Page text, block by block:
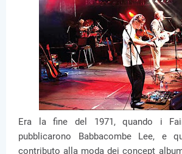
Era la fine del 1971, quando i
pubblicarono Babbacombe Lee, e
contributo alla moda dei concept